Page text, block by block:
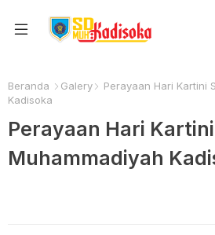
Beranda Galery
Perayaan Hari Kartini
Kadisoka
Perayaan Hari Kartini
Muhammadiyah